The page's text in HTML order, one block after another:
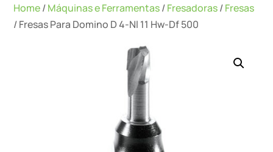
Home/Máquinas e Ferramentas/Fresadoras/Fresas
/ Fresas Para Domino D 4-Nl 11 Hw-Df 500